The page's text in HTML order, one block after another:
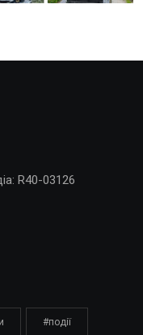
R40-03126
#події